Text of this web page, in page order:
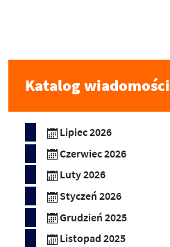
Katalog wiadomości
Lipiec 2026
Czerwiec 2026
Luty 2026
Styczeń 2026
Grudzień 2025
Listopad 2025